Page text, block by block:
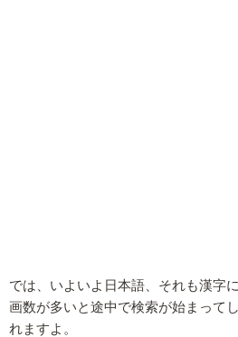
では、いよいよ日本語、それも漢字
画数が多いと途中で検索が始まって
れますよ。